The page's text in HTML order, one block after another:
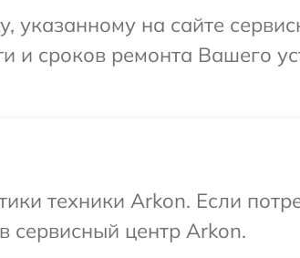
на сайте
и сроков ремонта Вашего
техники Arkon. Если
сервисный центр Arkon.